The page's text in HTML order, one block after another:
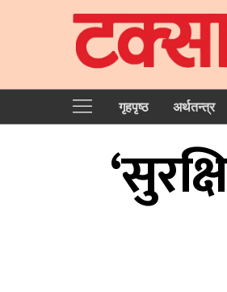
गृहपृष्‍ठ अर्थतन्त्र